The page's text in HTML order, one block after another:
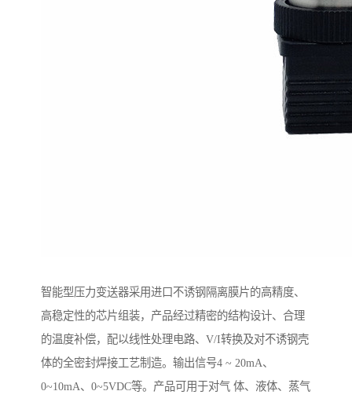
智能型压力变送器采用进口不诱钢隔离膜片的高精度、
高稳定性的芯片组装，产品经过精密的结构设计、合理
的温度补偿，配以线性处理电路、V/I转换及对不诱钢壳
体的全密封焊接工艺制造。输出信号4 ~ 20mA、
0~10mA、0~5VDC等。产品可用于对气 体、液体、蒸气